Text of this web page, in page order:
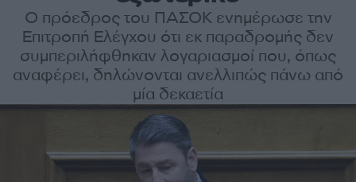
Ο πρόεδρος του ΠΑΣΟΚ ενημέρωσε την
Επιτροπή Ελέγχου ότι εκ παραδρομής δεν
συμπεριλήφθηκαν λογαριασμοί που, όπως
αναφέρει, δηλώνονται ανελλιπώς πάνω από
μία δεκαετία